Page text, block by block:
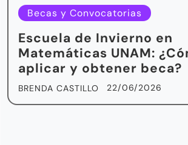
Becas y Convocatorias
Escuela de Invierno en
Matemáticas UNAM:
aplicar y obtener beca?
BRENDA CASTILLO 22/06/2026